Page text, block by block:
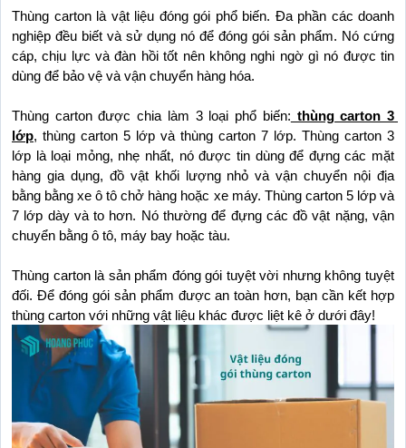
Thùng carton là vật liệu đóng gói phổ biến. Đa phần các doanh
nghiệp đều biết và sử dụng nó để đóng gói sản phẩm. Nó cứng
cáp, chịu lực và đàn hồi tốt nên không nghi ngờ gì nó được tin
dùng để bảo vệ và vận chuyển hàng hóa.
Thùng carton được chia làm 3 loại phổ biến: thùng carton 3
lớp, thùng carton 5 lớp và thùng carton 7 lớp. Thùng carton 3
lớp là loại mỏng, nhẹ nhất, nó được tin dùng để đựng các mặt
hàng gia dụng, đồ vật khối lượng nhỏ và vận chuyển nội địa
bằng bằng xe ô tô chở hàng hoặc xe máy. Thùng carton 5 lớp và
7 lớp dày và to hơn. Nó thường để đựng các đồ vật nặng, vận
chuyển bằng ô tô, máy bay hoặc tàu.
Thùng carton là sản phẩm đóng gói tuyệt vời nhưng không tuyệt
đối. Để đóng gói sản phẩm được an toàn hơn, bạn cần kết hợp
thùng carton với những vật liệu khác được liệt kê ở dưới đây!